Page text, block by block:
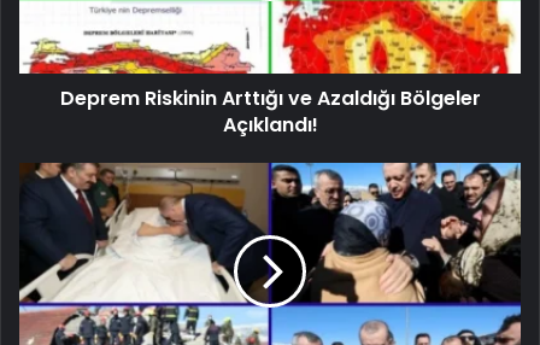
Deprem Riskinin Arttığı ve Azaldığı Bölgeler
Açıklandı!